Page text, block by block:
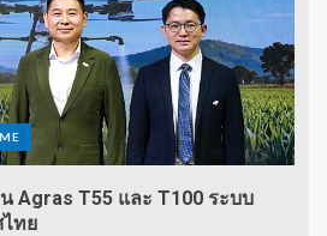
Agras T55 และ T100 ระบบ
ทย